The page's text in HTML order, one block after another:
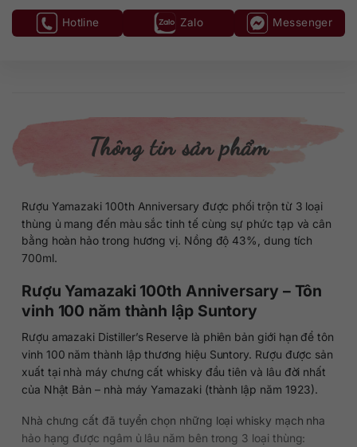
Hotline Zalo Messenger
Thông tin sản phẩm
Rượu Yamazaki 100th Anniversary được phối trộn từ 3 loại
thùng ủ mang đến màu sắc tinh tế cùng sự phức tạp và cân
bằng hoàn hảo trong hương vị. Nồng độ 43%, dung tích
700ml.
Rượu Yamazaki 100th Anniversary – Tôn
vinh 100 năm thành lập Suntory
Rượu amazaki Distiller’s Reserve là phiên bản giới hạn để tôn
vinh 100 năm thành lập thương hiệu Suntory. Rượu được sản
xuất tại nhà máy chưng cất whisky đầu tiên và lâu đời nhất
của Nhật Bản – nhà máy Yamazaki (thành lập năm 1923).
Nhà chưng cất đã tuyển chọn những loại whisky mạch nha
hảo hạng được ngâm ủ lâu năm bên trong 3 loại thùng: